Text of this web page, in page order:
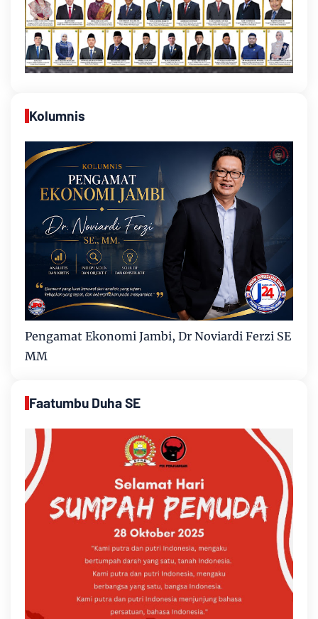
Kolumnis
Pengamat Ekonomi Jambi, Dr Noviardi Ferzi SE
MM
Faatumbu Duha SE